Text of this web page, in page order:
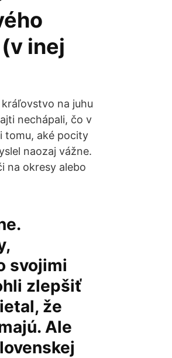
inej
na juhu
nechápali, čo v
tomu, aké pocity
naozaj vážne.
na okresy alebo
svojimi
zlepšiť
že
Ale